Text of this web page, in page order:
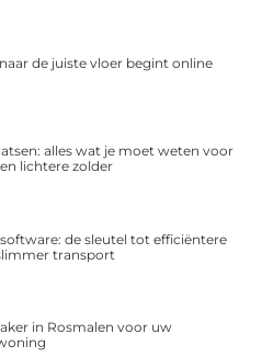
de juiste vloer begint online
alles wat je moet weten voor
lichtere zolder
de sleutel tot efficiëntere
transport
in Rosmalen voor uw